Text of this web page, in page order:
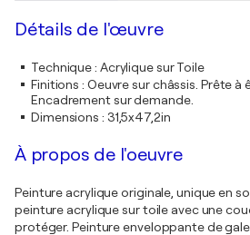
Détails de l'œuvre
Technique: Acrylique sur Toile
Finitions : Oeuvre sur châssis. Prête à
Encadrement sur demande.
Dimensions : 31,5x47,2in
À propos de l'oeuvre
Peinture acrylique originale, unique en
peinture acrylique sur toile avec une
protéger. Peinture enveloppante de